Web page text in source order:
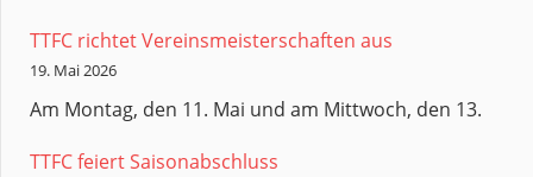
TTFC richtet Vereinsmeisterschaften aus
19. Mai 2026
Am Montag, den 11. Mai und am Mittwoch, den 13.
TTFC feiert Saisonabschluss